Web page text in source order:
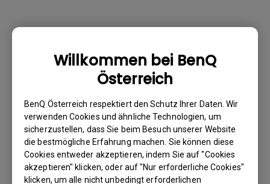
Willkommen bei BenQ
Österreich
BenQ Österreich respektiert den Schutz Ihrer Daten. Wir
verwenden Cookies und ähnliche Technologien, um
sicherzustellen, dass Sie beim Besuch unserer Website
die bestmögliche Erfahrung machen. Sie können diese
Cookies entweder akzeptieren, indem Sie auf "Cookies
akzeptieren" klicken, oder auf "Nur erforderliche Cookies"
klicken, um alle nicht unbedingt erforderlichen
Warum kann mein BenQ-Monitor über ein
USB-C(Typ C)-Kabel nicht ordnungsgemäß
angezeigt werden?
Wie kann ich Flimmern auf einem externen
Mac M1/M2-Monitor beheben?
Muss ich den WHQL-Treiber (Windows